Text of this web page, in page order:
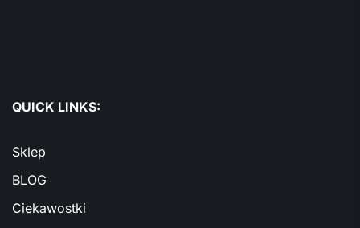
QUICK LINKS:
Sklep
BLOG
Ciekawostki